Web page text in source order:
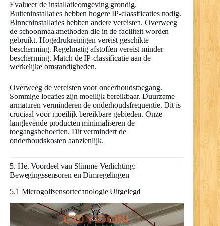
Evalueer de installatieomgeving grondig.
Buiteninstallaties hebben hogere IP-classificaties nodig.
Binneninstallaties hebben andere vereisten. Overweeg
de schoonmaakmethoden die in de faciliteit worden
gebruikt. Hogedrukreinigen vereist geschikte
bescherming. Regelmatig afstoffen vereist minder
bescherming. Match de IP-classificatie aan de
werkelijke omstandigheden.
Overweeg de vereisten voor onderhoudstoegang.
Sommige locaties zijn moeilijk bereikbaar. Duurzame
armaturen verminderen de onderhoudsfrequentie. Dit is
cruciaal voor moeilijk bereikbare gebieden. Onze
langlevende producten minimaliseren de
toegangsbehoeften. Dit vermindert de
onderhoudskosten aanzienlijk.
5. Het Voordeel van Slimme Verlichting:
Bewegingssensoren en Dimregelingen
5.1 Microgolfsensortechnologie Uitgelegd